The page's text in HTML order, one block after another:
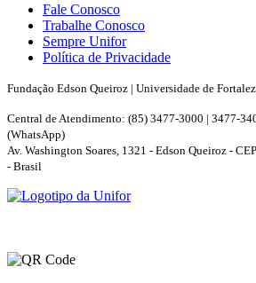
Fale Conosco
Trabalhe Conosco
Sempre Unifor
Política de Privacidade
Fundação Edson Queiroz | Universidade de
Central de Atendimento: (85) 3477-3000 | 3477-
(WhatsApp)
Av. Washington Soares, 1321 - Edson Queiroz -
- Brasil